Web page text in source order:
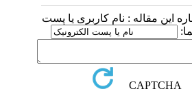
این مقاله : نام کاربری یا پست